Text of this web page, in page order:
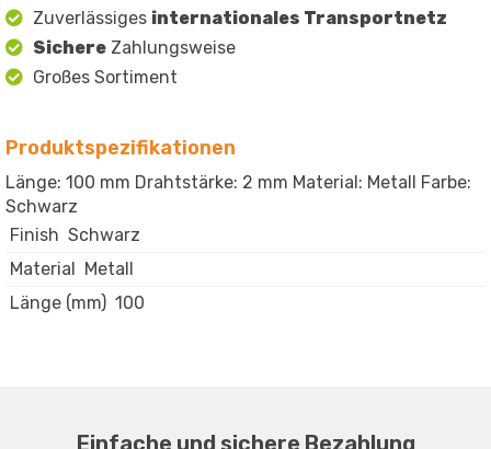
Zuverlässiges internationales Transportnetz
Sichere Zahlungsweise
Großes Sortiment
Produktspezifikationen
Länge: 100 mm Drahtstärke: 2 mm Material: Metall Farbe:
Schwarz
Finish Schwarz
Material Metall
Länge (mm) 100
Einfache und sichere Bezahlung